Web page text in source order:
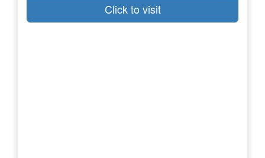
Click to visit